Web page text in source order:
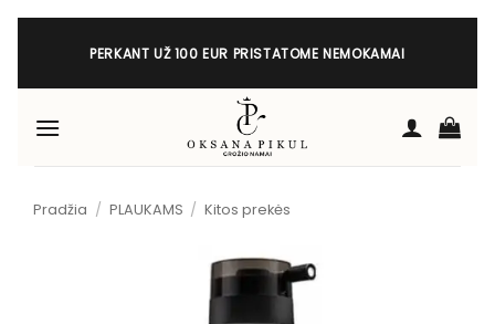
Skip
PERKANT UŽ 100 EUR PRISTATOME NEMOKAMAI
Pradžia / PLAUKAMS / Kitos prekės